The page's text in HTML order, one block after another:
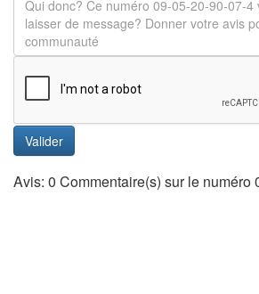
Valider
Avis: 0 Commentaire(s) sur le numéro